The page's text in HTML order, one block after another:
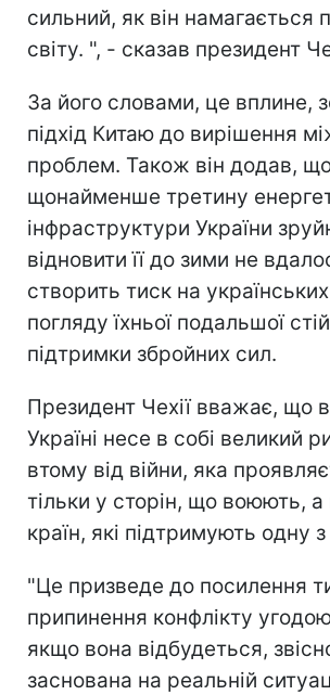
сильний, як він намагається
світу. ", - сказав президент
За його словами, це вплине,
підхід Китаю до вирішення
проблем. Також він додав,
щонайменше третину
інфраструктури України
відновити її до зими не
створить тиск на
погляду їхньої подальшої
підтримки збройних сил.
Президент Чехії вважає, що
Україні несе в собі великий
втому від війни, яка
тільки у сторін, що воюють, а
країн, які підтримують одну
"Це призведе до посилення
припинення конфлікту
якщо вона відбудеться,
заснована на реальній